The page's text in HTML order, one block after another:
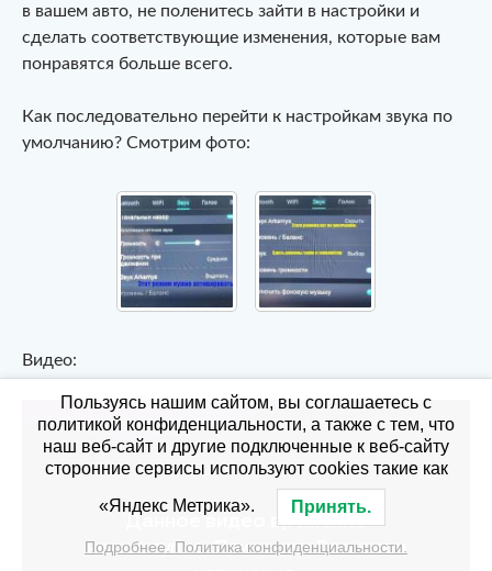
в вашем авто, не поленитесь зайти в настройки и
сделать соответствующие изменения, которые вам
понравятся больше всего.
Как последовательно перейти к настройкам звука по
умолчанию? Смотрим фото:
Видео:
Пользуясь нашим сайтом, вы соглашаетесь с
политикой конфиденциальности, а также с тем, что
наш веб-сайт и другие подключенные к веб-сайту
сторонние сервисы используют cookies такие как
«Яндекс Метрика». Принять.
Подробнее. Политика конфиденциальности.